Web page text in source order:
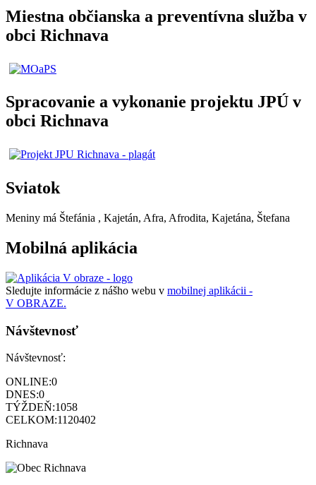
Miestna občianska a preventívna služba v
obci Richnava
Spracovanie a vykonanie projektu JPÚ v
obci Richnava
Sviatok
Meniny má Štefánia , Kajetán, Afra, Afrodita, Kajetána, Štefana
Mobilná aplikácia
Sledujte informácie z nášho webu v mobilnej aplikácii -
V OBRAZE.
Návštevnosť
Návštevnosť:
ONLINE:0
DNES:0
TÝŽDEŇ:1058
CELKOM:1120402
Richnava